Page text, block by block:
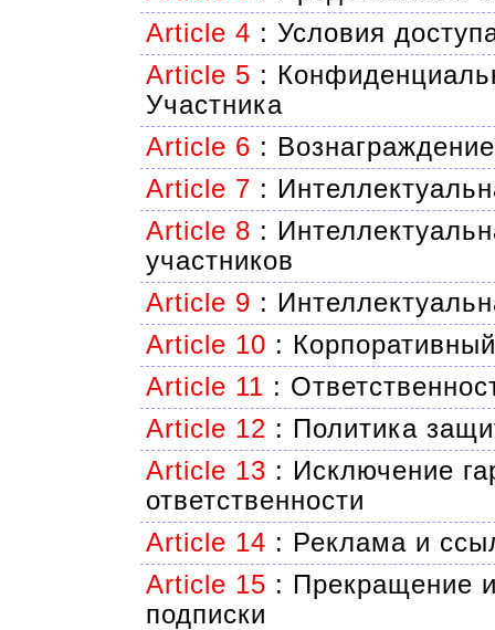
Article 4 : Условия
Article 5 :
Участника
Article 6 :
Article 7 :
Article 8 :
участников
Article 9 :
Article 10 :
Article 11 :
Article 12 : Политика
Article 13 : Исключение
ответственности
Article 14 : Реклама и
Article 15 : Прекращение
подписки